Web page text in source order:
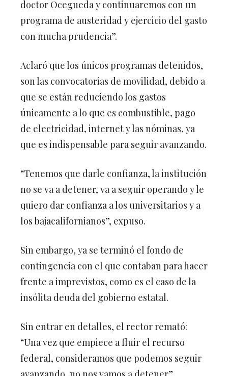
programa de austeridad y ejercicio del gasto
con mucha prudencia”.
Aclaró que los únicos programas detenidos,
son las convocatorias de movilidad, debido a
que se están reduciendo los gastos
únicamente a lo que es combustible, pago
de electricidad, internet y las nóminas, ya
que es indispensable para seguir avanzando.
“Tenemos que darle confianza, la institución
no se va a detener, va a seguir operando y le
quiero dar confianza a los universitarios y a
los bajacalifornianos”, expuso.
Sin embargo, ya se terminó el fondo de
contingencia con el que contaban para hacer
frente a imprevistos, como es el caso de la
insólita deuda del gobierno estatal.
Sin entrar en detalles, el rector remató:
“Una vez que empiece a fluir el recurso
federal, consideramos que podemos seguir
avanzando, no nos vamos a detener”.